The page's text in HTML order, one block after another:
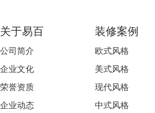
关于易百
公司简介
企业文化
荣誉资质
企业动态
装修案例
欧式风格
美式风格
现代风格
中式风格